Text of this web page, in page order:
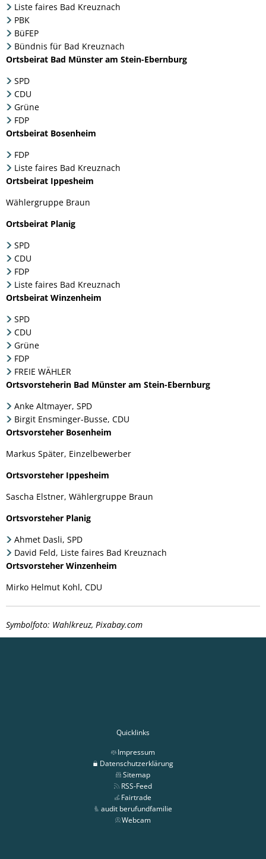
Liste faires Bad Kreuznach
PBK
BüFEP
Bündnis für Bad Kreuznach
Ortsbeirat Bad Münster am Stein-Ebernburg
SPD
CDU
Grüne
FDP
Ortsbeirat Bosenheim
FDP
Liste faires Bad Kreuznach
Ortsbeirat Ippesheim
Wählergruppe Braun
Ortsbeirat Planig
SPD
CDU
FDP
Liste faires Bad Kreuznach
Ortsbeirat Winzenheim
SPD
CDU
Grüne
FDP
FREIE WÄHLER
Ortsvorsteherin Bad Münster am Stein-Ebernburg
Anke Altmayer, SPD
Birgit Ensminger-Busse, CDU
Ortsvorsteher Bosenheim
Markus Später, Einzelbewerber
Ortsvorsteher Ippesheim
Sascha Elstner, Wählergruppe Braun
Ortsvorsteher Planig
Ahmet Dasli, SPD
David Feld, Liste faires Bad Kreuznach
Ortsvorsteher Winzenheim
Mirko Helmut Kohl, CDU
Symbolfoto: Wahlkreuz, Pixabay.com
Quicklinks
Impressum
Datenschutzerklärung
Sitemap
RSS-Feed
Fairtrade
audit berufundfamilie
Webcam